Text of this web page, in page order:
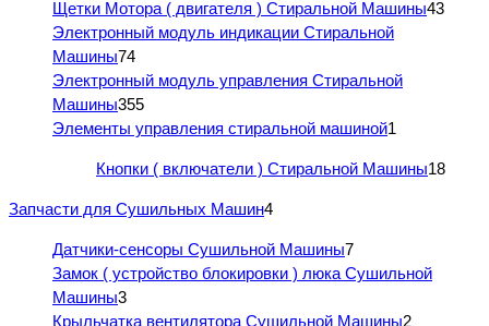
Щетки Мотора ( двигателя ) Стиральной Машины43
Электронный модуль индикации Стиральной
Машины74
Электронный модуль управления Стиральной
Машины355
Элементы управления стиральной машиной1
Кнопки ( включатели ) Стиральной Машины18
Запчасти для Сушильных Машин4
Датчики-сенсоры Сушильной Машины7
Замок ( устройство блокировки ) люка Сушильной
Машины3
Крыльчатка вентилятора Сушильной Машины2